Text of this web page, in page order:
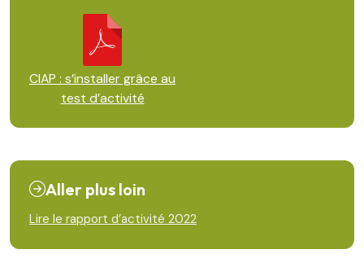
CIAP : s’installer grâce au
test d’activité
Aller plus loin
Lire le rapport d’activité 2022